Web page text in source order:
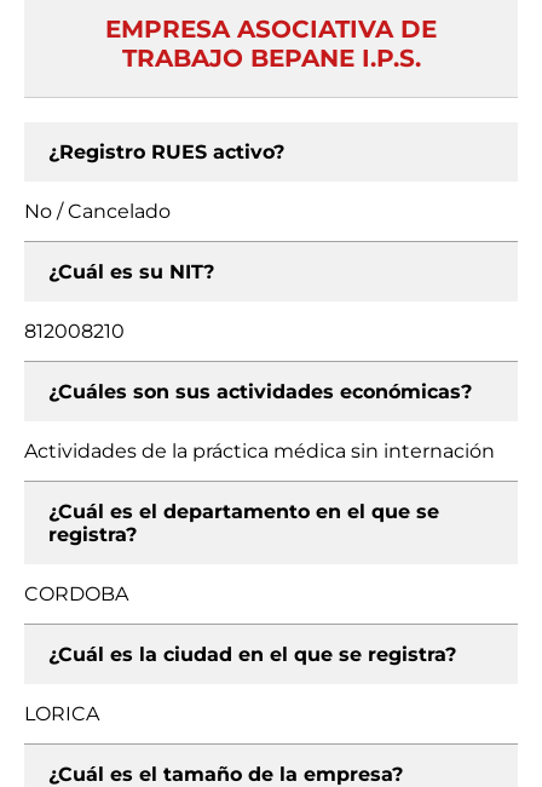
EMPRESA ASOCIATIVA DE
TRABAJO BEPANE I.P.S.
¿Registro RUES activo?
No / Cancelado
¿Cuál es su NIT?
812008210
¿Cuáles son sus actividades económicas?
Actividades de la práctica médica sin internación
¿Cuál es el departamento en el que se
registra?
CORDOBA
¿Cuál es la ciudad en el que se registra?
LORICA
¿Cuál es el tamaño de la empresa?